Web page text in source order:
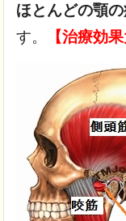
ほとんどの顎
す。
【治療効果